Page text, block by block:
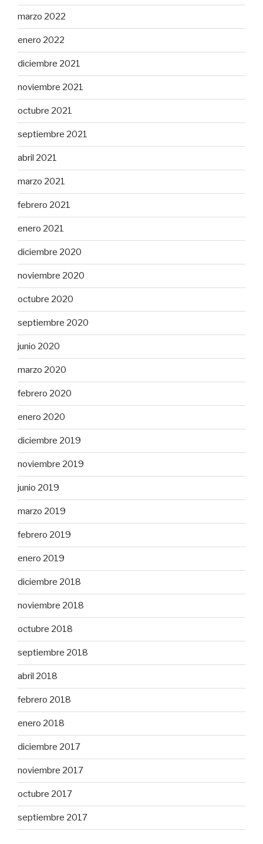
marzo 2022
enero 2022
diciembre 2021
noviembre 2021
octubre 2021
septiembre 2021
abril 2021
marzo 2021
febrero 2021
enero 2021
diciembre 2020
noviembre 2020
octubre 2020
septiembre 2020
junio 2020
marzo 2020
febrero 2020
enero 2020
diciembre 2019
noviembre 2019
junio 2019
marzo 2019
febrero 2019
enero 2019
diciembre 2018
noviembre 2018
octubre 2018
septiembre 2018
abril 2018
febrero 2018
enero 2018
diciembre 2017
noviembre 2017
octubre 2017
septiembre 2017